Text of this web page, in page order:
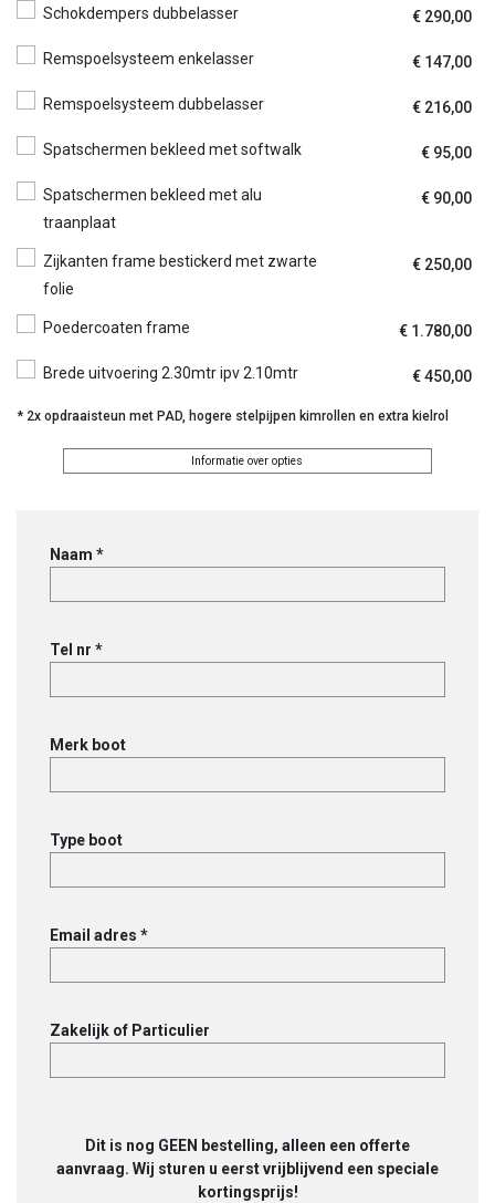
Schokdempers dubbelasser € 290,00
Remspoelsysteem enkelasser € 147,00
Remspoelsysteem dubbelasser € 216,00
Spatschermen bekleed met softwalk € 95,00
Spatschermen bekleed met alu
traanplaat
€ 90,00
Zijkanten frame bestickerd met zwarte
folie
€ 250,00
Poedercoaten frame € 1.780,00
Brede uitvoering 2.30mtr ipv 2.10mtr €450,00
* 2x opdraaisteun met PAD, hogere stelpijpen kimrollen en extra kielrol
Informatie over opties
aantal
Naam *
Tel nr *
Merk boot
Type boot
Email adres *
Zakelijk of Particulier
Dit is nog GEEN bestelling, alleen een offerte
aanvraag. Wij sturen u eerst vrijblijvend een speciale
kortingsprijs!